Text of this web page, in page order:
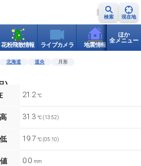
検索 現在地
花粉飛散情報 ライブカメラ 地震情報 世界天
ほか
全メニュー
北海道 道央 月形
)
21.2 ℃
31.3 ℃ (13:52)
19.7 ℃ (05:10)
0.0 mm